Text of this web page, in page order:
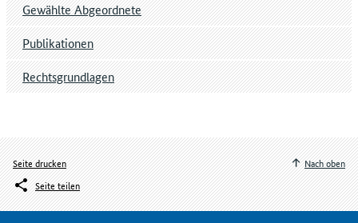
Gewählte Abgeordnete
Publikationen
Rechtsgrundlagen
Seite drucken
Seite teilen
Nach oben